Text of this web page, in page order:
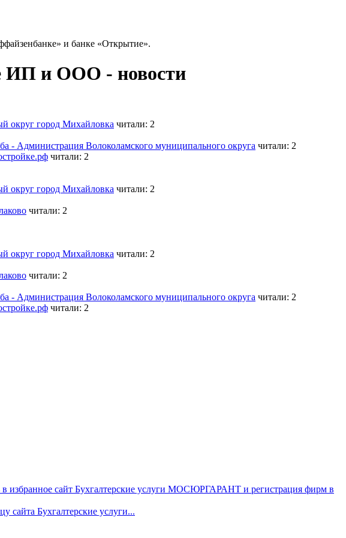
и банке «Открытие».
ИП и ООО - новости
округ город Михайловка читали: 2
- Администрация Волоколамского муниципального округа читали: 2
читали: 2
округ город Михайловка читали: 2
читали: 2
округ город Михайловка читали: 2
читали: 2
- Администрация Волоколамского муниципального округа читали: 2
читали: 2
в избранное сайт Бухгалтерские услуги МОСЮРГАРАНТ и регистрация фирм в
сайта Бухгалтерские услуги...